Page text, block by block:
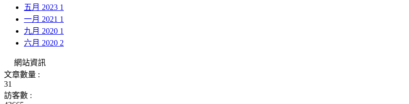
五月 2023 1
一月 2021 1
九月 2020 1
六月 2020 2
網站資訊
文章數量 :
31
訪客數 :